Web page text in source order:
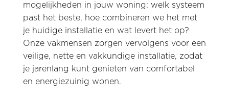
mogelijkheden in jouw woning: welk systeem
past het beste, hoe combineren we het met
je huidige installatie en wat levert het op?
Onze vakmensen zorgen vervolgens voor een
veilige, nette en vakkundige installatie, zodat
je jarenlang kunt genieten van comfortabel
en energiezuinig wonen.